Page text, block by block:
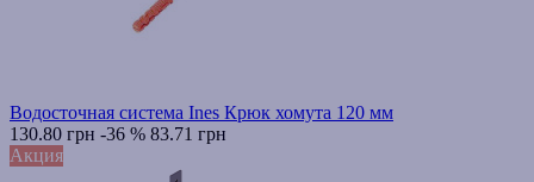
Водосточная система Ines Крюк хомута 120 мм
130.80 грн -36 % 83.71 грн
Акция